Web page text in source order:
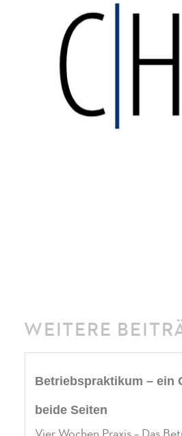
WEITERE
Betriebspraktikum – ein
beide Seiten